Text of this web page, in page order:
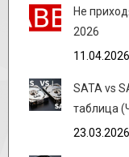
Не
2026
11.04.2026
SATA vs
таблица
23.03.2026